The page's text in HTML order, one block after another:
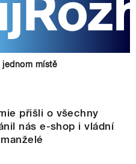
jednom místě
přišli o všechny
nás e-shop i vládní